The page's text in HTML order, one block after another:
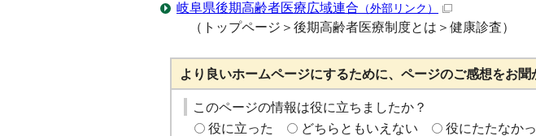
岐阜県後期高齢者医療広域連合 （外部リンク）
（トップページ＞後期高齢者医療制度とは＞健康診査）
より良いホームページにするために、ページのご感想をお聞
このページの情報は役に立ちましたか？
役に立った
どちらともいえない 役にたたなか